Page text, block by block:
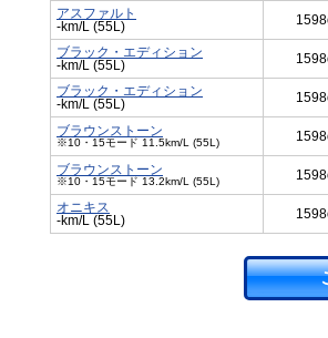
アスファルト
-km/L (55L)
ブラック・エディション
-km/L (55L)
ブラック・エディション
-km/L (55L)
ブラウンストーン
※10・15モード 11.5km/L (55L)
ブラウンストーン
※10・15モード 13.2km/L (55L)
オニキス
-km/L (55L)